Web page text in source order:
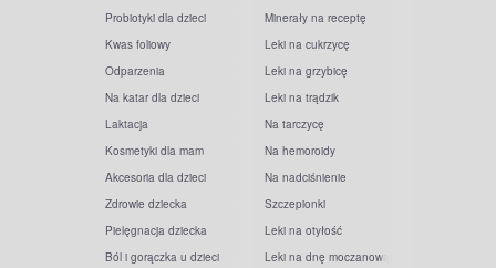
Probiotyki dla dzieci
Kwas foliowy
Odparzenia
Na katar dla dzieci
Laktacja
Kosmetyki dla mam
Akcesoria dla dzieci
Zdrowie dziecka
Pielęgnacja dziecka
Ból i gorączka u dzieci
Minerały na receptę
Leki na cukrzycę
Leki na grzybicę
Leki na trądzik
Na tarczycę
Na hemoroidy
Na nadciśnienie
Szczepionki
Leki na otyłość
Leki na dnę moczanową